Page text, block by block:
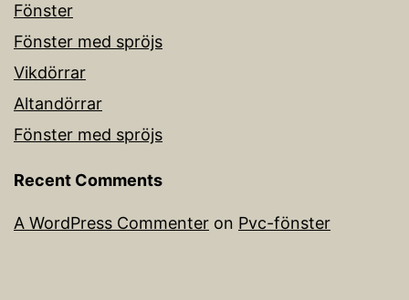
Fönster
Fönster med spröjs
Vikdörrar
Altandörrar
Fönster med spröjs
Recent Comments
A WordPress Commenter on Pvc-fönster